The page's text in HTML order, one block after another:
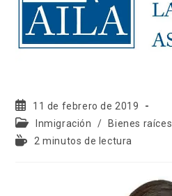
11 de febrero de 2019
Inmigración
/ Bienes raíces
2 minutos de lectura